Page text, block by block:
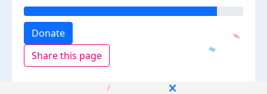
Donate
Share this page